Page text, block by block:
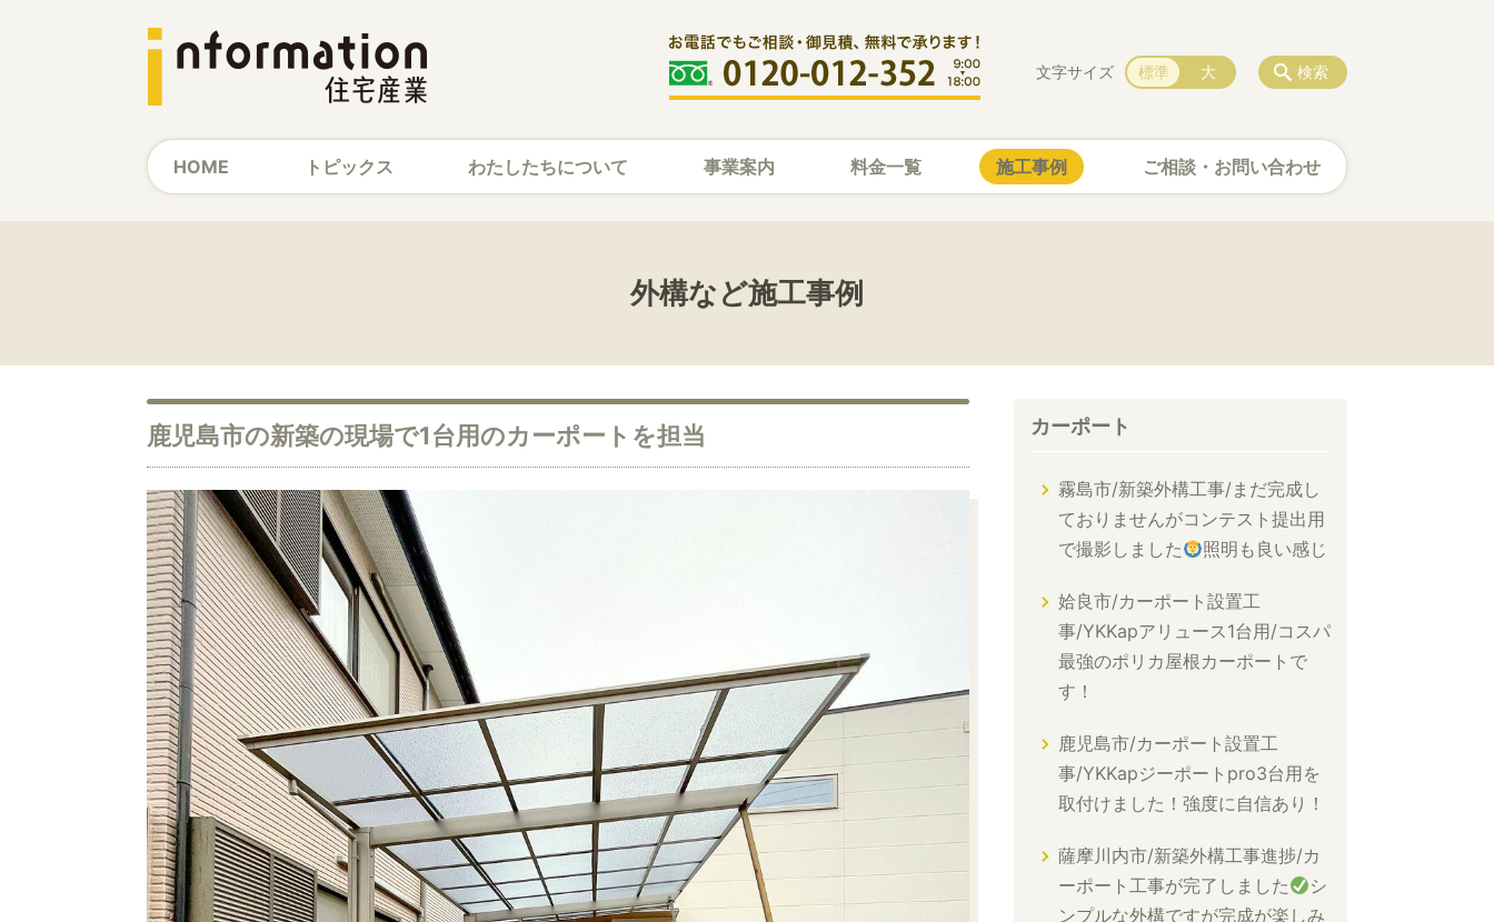
HOME トピックス わたしたちについて 事業案内 料金一覧 施工事例 ご相談・お問い合わせ
検索
文字サイズ 標準 大
外構など施工事例
鹿児島市の新築の現場で1台用のカーポートを担当 カーポート
霧島市/新築外構工事/まだ完成し
ておりませんがコンテスト提出用
で撮影しました
照明も良い感じ
姶良市/カーポート設置工
事/YKKapアリュース1台用/コスパ
最強のポリカ屋根カーポートで
す！
鹿児島市/カーポート設置工
事/YKKapジーポートpro3台用を
取付けました！強度に自信あり！
薩摩川内市/新築外構工事進捗/カ
ーポート工事が完了しました
シ
ンプルな外構ですが完成が楽しみ